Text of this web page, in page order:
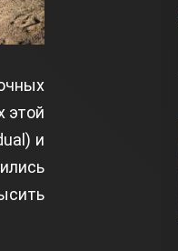
этой
и